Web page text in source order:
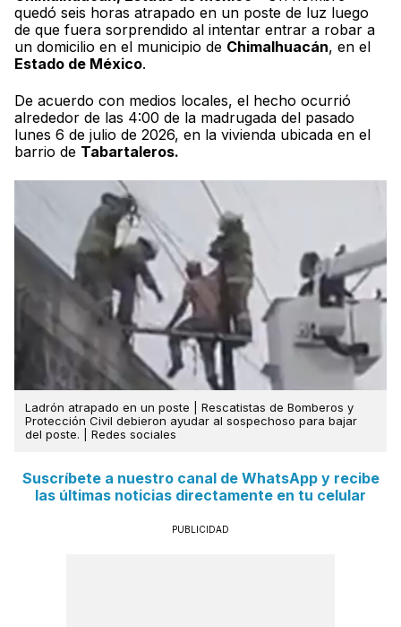
quedó seis horas atrapado en un poste de luz luego
de que fuera sorprendido al intentar entrar a robar a
un domicilio en el municipio de Chimalhuacán, en el
Estado de México.
De acuerdo con medios locales, el hecho ocurrió
alrededor de las 4:00 de la madrugada del pasado
lunes 6 de julio de 2026, en la vivienda ubicada en el
barrio de Tabartaleros.
Ladrón atrapado en un poste | Rescatistas de Bomberos y
Protección Civil debieron ayudar al sospechoso para bajar
del poste. | Redes sociales
Suscríbete a nuestro canal de WhatsApp y recibe
las últimas noticias directamente en tu celular
PUBLICIDAD